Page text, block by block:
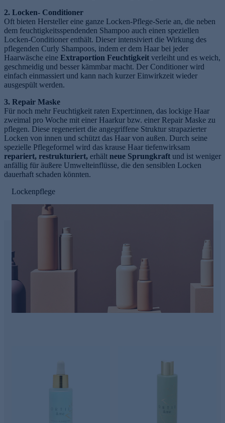
2. Locken- Conditioner
Oft bieten Hersteller eine ganze Locken-Pflege-Serie an, die neben
dem feuchtigkeitsspendenden Shampoo auch einen speziellen
Locken-Conditioner enthält. Dieser intensiviert die Wirkung des
pflegenden Curly Shampoos, indem er dem Haar bei jeder
Haarwäsche eine Extraportion Feuchtigkeit verleiht und es weich,
geschmeidig und besser kämmbar macht. Der Conditioner wird
einfach einmassiert und kann nach kurzer Einwirkzeit wieder
ausgespült werden.
3. Repair Maske
Für noch mehr Feuchtigkeit raten Expert:innen, das lockige Haar
zweimal pro Woche mit einer Haarkur bzw. einer Repair Maske zu
pflegen. Diese regeneriert die angegriffene Struktur strapazierter
Locken von innen und schützt das Haar von außen. Durch seine
spezielle Pflegeformel wird das krause Haar tiefenwirksam
repariert, restrukturiert, erhält neue Sprungkraft und ist weniger
anfällig für äußere Umwelteinflüsse, die den sensiblen Locken
dauerhaft schaden könnten.
Lockenpflege